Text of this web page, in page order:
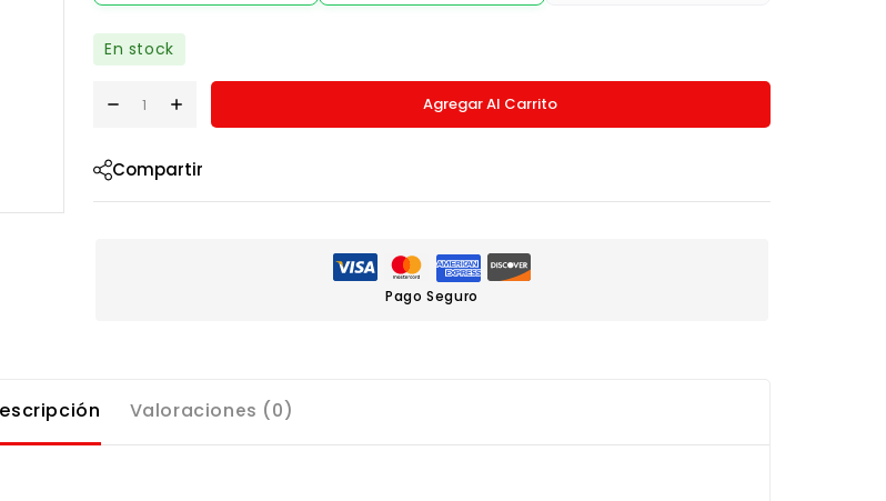
En stock
Agregar Al Carrito
Compartir
Pago Seguro
Valoraciones (0)